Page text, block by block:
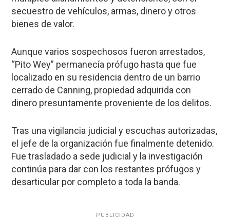
secuestro de vehículos, armas, dinero y otros
bienes de valor.
Aunque varios sospechosos fueron arrestados,
“Pito Wey” permanecía prófugo hasta que fue
localizado en su residencia dentro de un barrio
cerrado de Canning, propiedad adquirida con
dinero presuntamente proveniente de los delitos.
Tras una vigilancia judicial y escuchas autorizadas,
el jefe de la organización fue finalmente detenido.
Fue trasladado a sede judicial y la investigación
continúa para dar con los restantes prófugos y
desarticular por completo a toda la banda.
PUBLICIDAD